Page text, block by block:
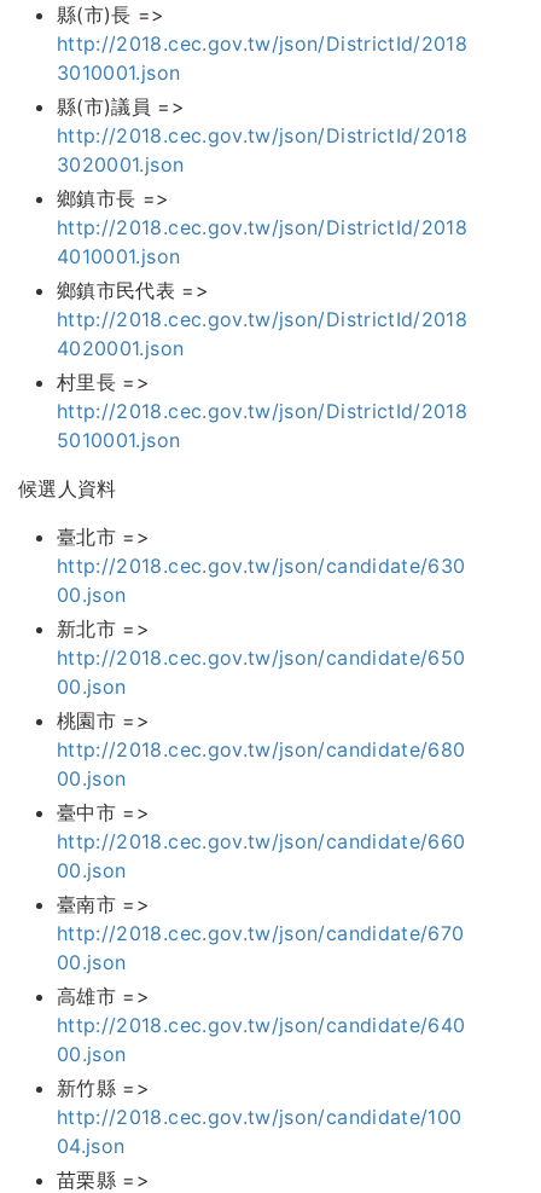
縣(市)長 =>
http://2018.cec.gov.tw/json/DistrictId/2018
3010001.json
縣(市)議員 =>
http://2018.cec.gov.tw/json/DistrictId/2018
3020001.json
鄉鎮市長 =>
http://2018.cec.gov.tw/json/DistrictId/2018
4010001.json
鄉鎮市民代表 =>
http://2018.cec.gov.tw/json/DistrictId/2018
4020001.json
村里長 =>
http://2018.cec.gov.tw/json/DistrictId/2018
5010001.json
候選人資料
臺北市 =>
http://2018.cec.gov.tw/json/candidate/630
00.json
新北市 =>
http://2018.cec.gov.tw/json/candidate/650
00.json
桃園市 =>
http://2018.cec.gov.tw/json/candidate/680
00.json
臺中市 =>
http://2018.cec.gov.tw/json/candidate/660
00.json
臺南市 =>
http://2018.cec.gov.tw/json/candidate/670
00.json
高雄市 =>
http://2018.cec.gov.tw/json/candidate/640
00.json
新竹縣 =>
http://2018.cec.gov.tw/json/candidate/100
04.json
苗栗縣 =>